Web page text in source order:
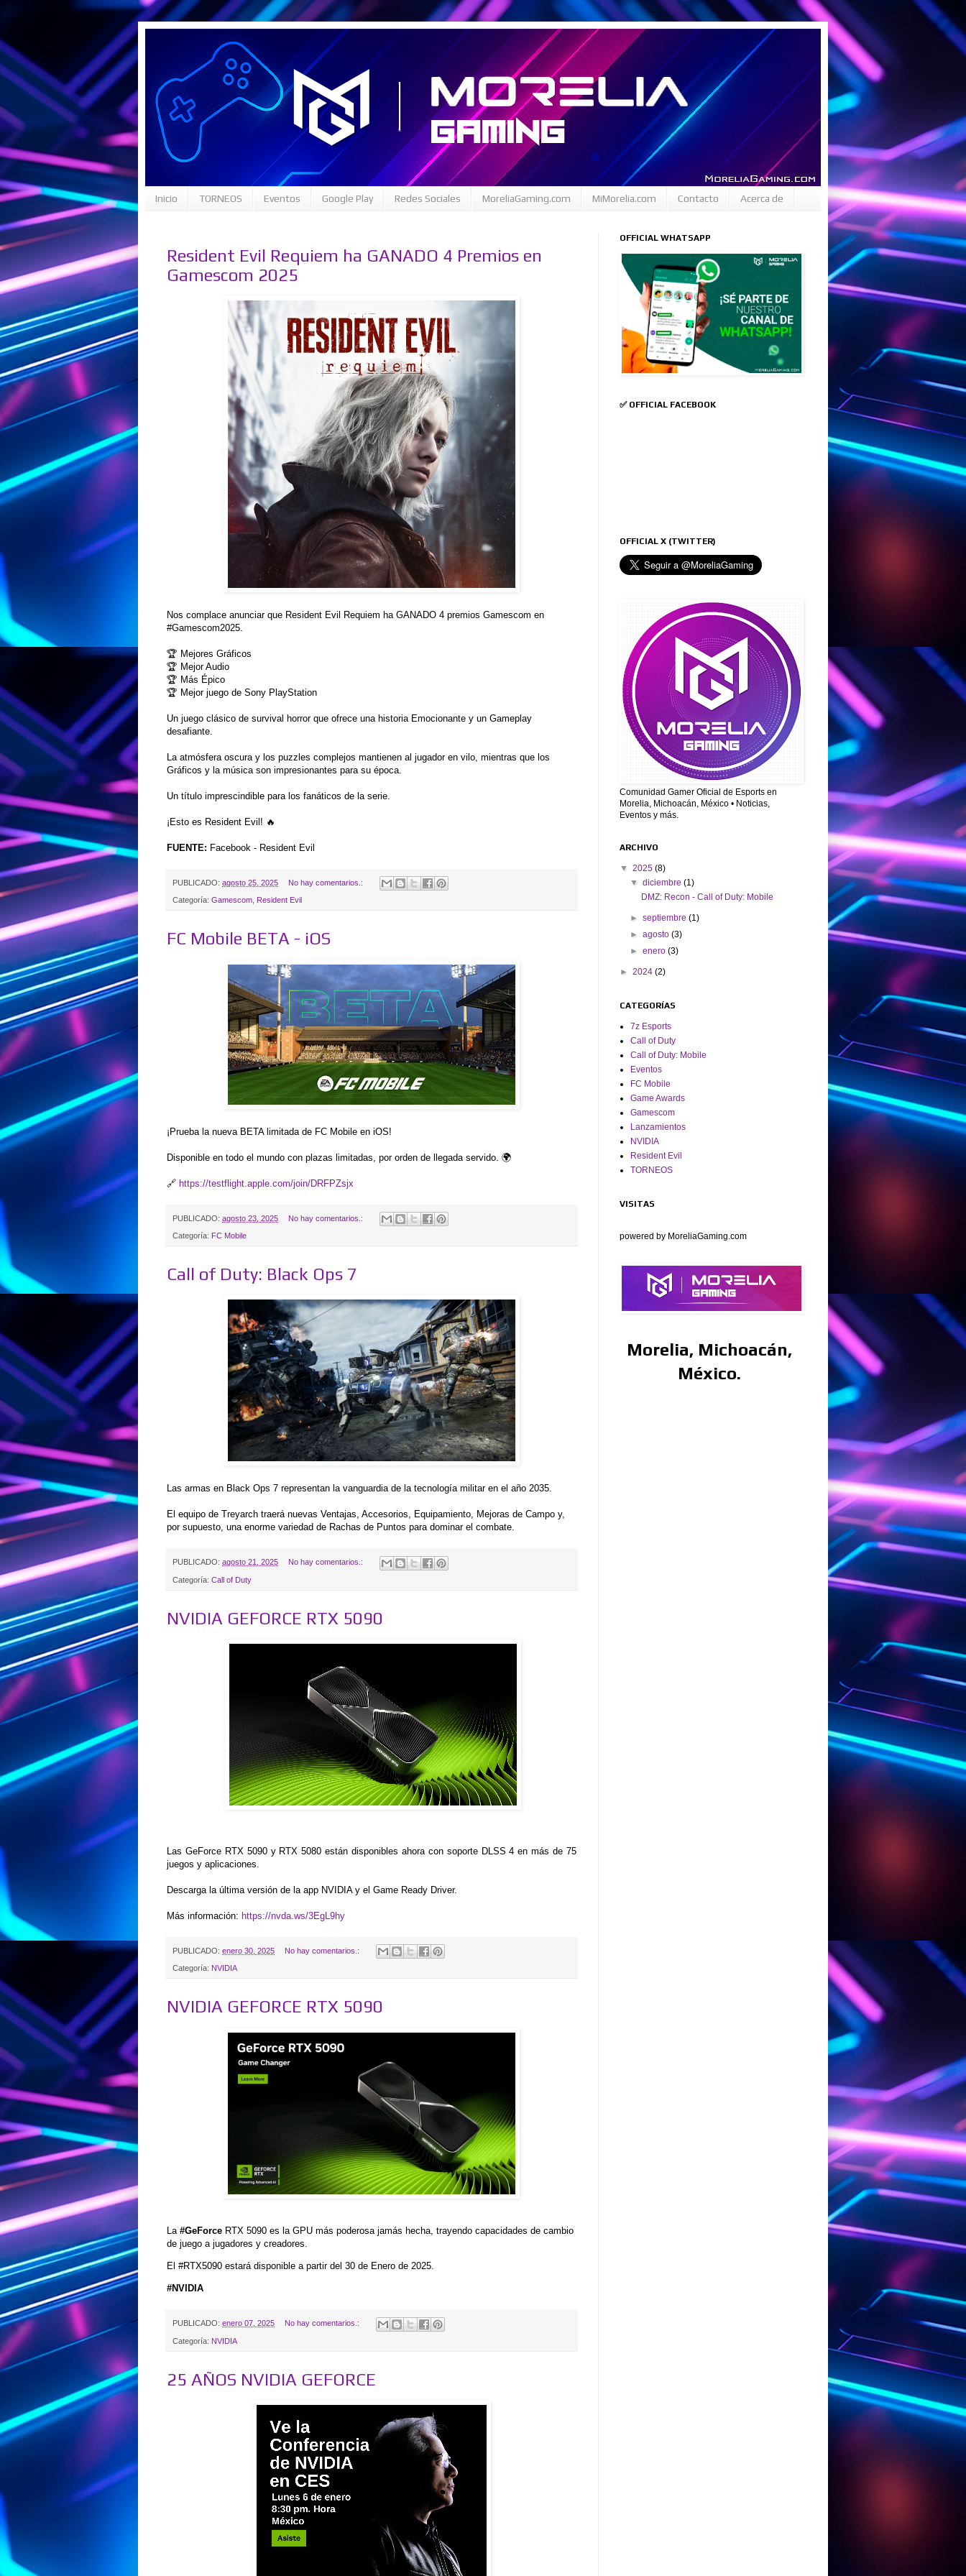
Inicio TORNEOS Eventos Google Play Redes Sociales MoreliaGaming.com MiMorelia.com Contacto Acerca de
Resident Evil Requiem ha GANADO 4 Premios en
Gamescom 2025
Nos complace anunciar que Resident Evil Requiem ha GANADO 4 premios Gamescom en
#Gamescom2025.
🏆 Mejores Gráficos
🏆 Mejor Audio
🏆 Más Épico
🏆 Mejor juego de Sony PlayStation
Un juego clásico de survival horror que ofrece una historia Emocionante y un Gameplay
desafiante.
La atmósfera oscura y los puzzles complejos mantienen al jugador en vilo, mientras que los
Gráficos y la música son impresionantes para su época.
Un título imprescindible para los fanáticos de la serie.
¡Esto es Resident Evil! 🔥
FUENTE: Facebook - Resident Evil
PUBLICADO: agosto 25, 2025 No hay comentarios.:
Categoría: Gamescom Resident Evil
FC Mobile BETA - iOS
¡Prueba la nueva BETA limitada de FC Mobile en iOS!
Disponible en todo el mundo con plazas limitadas, por orden de llegada servido. 🌍
🔗 https://testflight.apple.com/join/DRFPZsjx
PUBLICADO: agosto 23, 2025 No hay comentarios.:
Categoría: FC Mobile
Call of Duty: Black Ops 7
Las armas en Black Ops 7 representan la vanguardia de la tecnología militar en el año 2035.
El equipo de Treyarch traerá nuevas Ventajas, Accesorios, Equipamiento, Mejoras de Campo y,
por supuesto, una enorme variedad de Rachas de Puntos para dominar el combate.
PUBLICADO: agosto 21, 2025 No hay comentarios.:
Categoría: Call of Duty
NVIDIA GEFORCE RTX 5090
Las GeForce RTX 5090 y RTX 5080 están disponibles ahora con soporte DLSS 4 en más de 75
juegos y aplicaciones.
Descarga la última versión de la app NVIDIA y el Game Ready Driver.
Más información: https://nvda.ws/3EgL9hy
PUBLICADO: enero 30, 2025 No hay comentarios.:
Categoría: NVIDIA
NVIDIA GEFORCE RTX 5090
La #GeForce RTX 5090 es la GPU más poderosa jamás hecha, trayendo capacidades de cambio
de juego a jugadores y creadores.
El #RTX5090 estará disponible a partir del 30 de Enero de 2025.
#NVIDIA
PUBLICADO: enero 07, 2025 No hay comentarios.:
Categoría: NVIDIA
25 AÑOS NVIDIA GEFORCE
OFFICIAL WHATSAPP
✅ OFFICIAL FACEBOOK
OFFICIAL X (TWITTER)
Comunidad Gamer Oficial de Esports en
Morelia, Michoacán, México • Noticias,
Eventos y más.
ARCHIVO
▼ 2025 (8)
▼diciembre(1)
DMZ: Recon - Call of Duty: Mobile
►septiembre(1)
►agosto(3)
►enero(3)
► 2024 (2)
CATEGORÍAS
7z Esports
Call of Duty
Call of Duty: Mobile
Eventos
FC Mobile
Game Awards
Gamescom
Lanzamientos
NVIDIA
Resident Evil
TORNEOS
VISITAS
powered by MoreliaGaming.com
Morelia, Michoacán,
México.